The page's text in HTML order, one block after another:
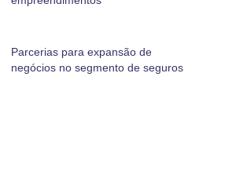
Parcerias para expansão de
negócios no segmento de seguros